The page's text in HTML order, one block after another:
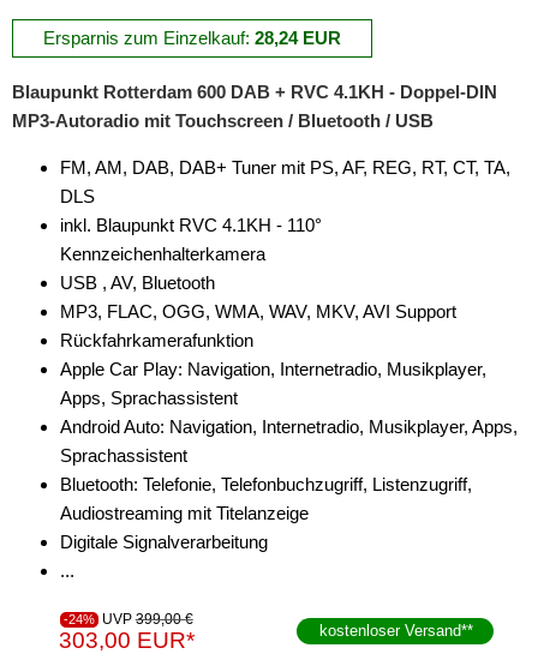
Ersparnis zum Einzelkauf: 28,24 EUR
Blaupunkt Rotterdam 600 DAB + RVC 4.1KH - Doppel-DIN
MP3-Autoradio mit Touchscreen / Bluetooth / USB
FM, AM, DAB, DAB+ Tuner mit PS, AF, REG, RT, CT, TA,
DLS
inkl. Blaupunkt RVC 4.1KH - 110°
Kennzeichenhalterkamera
USB , AV, Bluetooth
MP3, FLAC, OGG, WMA, WAV, MKV, AVI Support
Rückfahrkamerafunktion
Apple Car Play: Navigation, Internetradio, Musikplayer,
Apps, Sprachassistent
Android Auto: Navigation, Internetradio, Musikplayer, Apps,
Sprachassistent
Bluetooth: Telefonie, Telefonbuchzugriff, Listenzugriff,
Audiostreaming mit Titelanzeige
Digitale Signalverarbeitung
...
-24% UVP 399,00 €
303,00 EUR* kostenloser Versand**